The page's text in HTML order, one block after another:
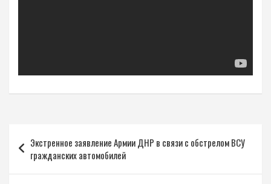
по
записям
Экстренное заявление Армии ДНР в связи с обстрелом ВСУ
гражданских автомобилей